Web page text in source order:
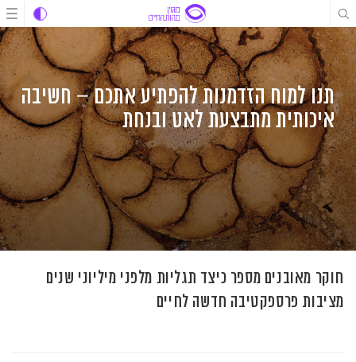
דלג
לתוכן
דלג
לתוכן
דלג
לניווט
תנו למוח הזדמנות להפתיע אתכם – חשיבה
איכותית מתבצעת לאט ובנחת
חוקר מאובנים מספר כיצד תגליות מלפני מיליוני שנים
מציבות פרספקטיבה חדשה לחיים